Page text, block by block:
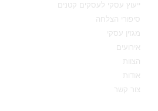
ייעוץ עסקי לעסקים קטנים
סיפורי הצלחה
מגזין עסקי
אירועים
הצוות
אודות
צור קשר